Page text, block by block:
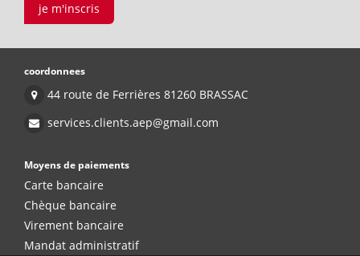
je m'inscris
coordonnees
44 route de Ferrières 81260 BRASSAC
services.clients.aep@gmail.com
Moyens de paiements
Carte bancaire
Chèque bancaire
Virement bancaire
Mandat administratif